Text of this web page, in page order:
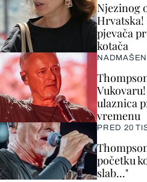
Njezinog
pjevača
kotača
ulaznica
vremenu
PRED 20
početku
slab..."